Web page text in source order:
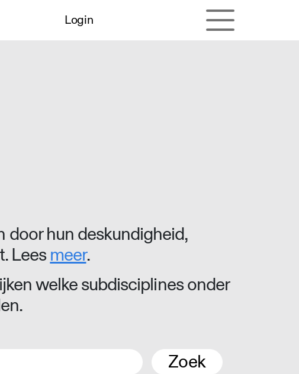
Login
door hun deskundigheid,
Leesmeer.
welke subdisciplines onder
Zoek